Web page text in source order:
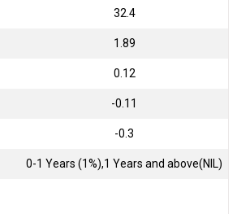
32.4
1.89
0.12
-0.11
-0.3
0-1 Years (1%),1 Years and above(NIL)